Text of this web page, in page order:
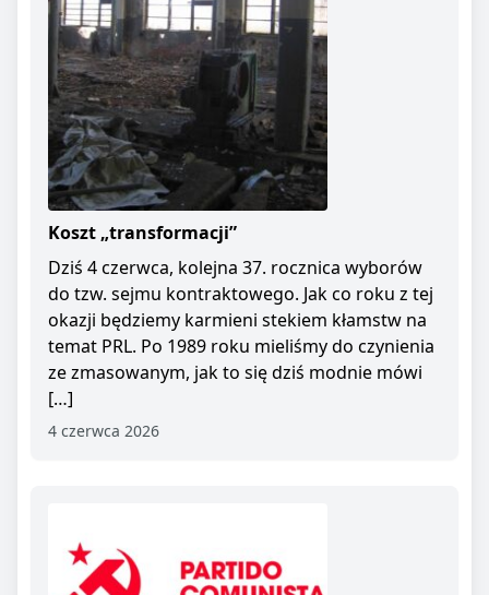
Koszt „transformacji”
Dziś 4 czerwca, kolejna 37. rocznica wyborów
do tzw. sejmu kontraktowego. Jak co roku z tej
okazji będziemy karmieni stekiem kłamstw na
temat PRL. Po 1989 roku mieliśmy do czynienia
ze zmasowanym, jak to się dziś modnie mówi
[…]
4 czerwca 2026